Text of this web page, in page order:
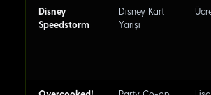
Disney
Speedstorm
Disney Kart
Yarışı